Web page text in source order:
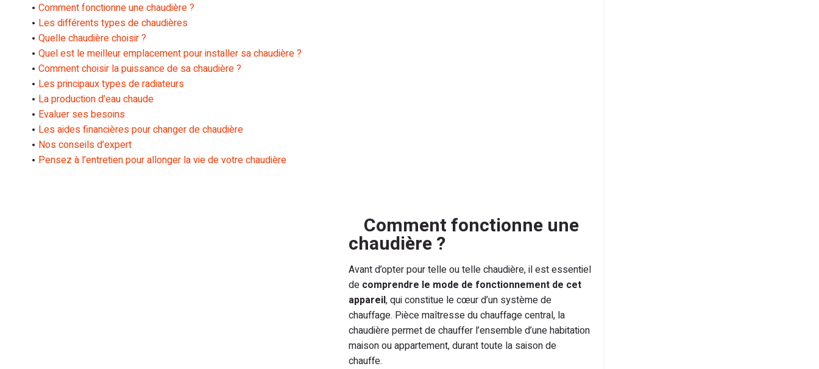
Comment fonctionne une chaudière ?
Les différents types de chaudières
Quelle chaudière choisir ?
Quel est le meilleur emplacement pour installer sa chaudière ?
Comment choisir la puissance de sa chaudière ?
Les principaux types de radiateurs
La production d’eau chaude
Evaluer ses besoins
Les aides financières pour changer de chaudière
Nos conseils d’expert
Pensez à l’entretien pour allonger la vie de votre chaudière
Comment fonctionne une
chaudière ?
Avant d’opter pour telle ou telle chaudière, il est essentiel
de comprendre le mode de fonctionnement de cet
appareil, qui constitue le cœur d’un système de
chauffage. Pièce maîtresse du chauffage central, la
chaudière permet de chauffer l’ensemble d’une habitation
maison ou appartement, durant toute la saison de
chauffe.